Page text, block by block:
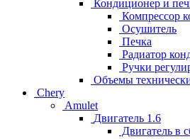
Кондиционер и
Компрессор
Осушитель
Печка
Радиатор
Ручки
Объемы
Chery
Amulet
Двигатель 1.6
Двигатель в